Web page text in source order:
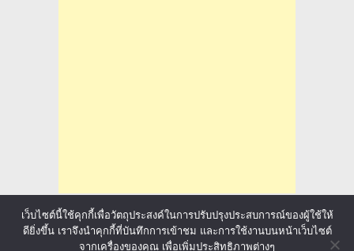
เว็บไซต์นี้ใช้คุกกี้เพื่อวัตถุประสงค์ในการปรับปรุงประสบการณ์ของผู้ใช้ให้
ดียิ่งขึ้น เราจึงนำคุกกี้ที่บันทึกการเข้าชม และการใช้งานบนหน้าเว็บไซต์
จากเครื่องของคุณ เพื่อเพิ่มประสิทธิภาพต่างๆ